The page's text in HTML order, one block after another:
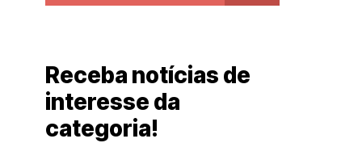
Receba notícias de
interesse da
categoria!